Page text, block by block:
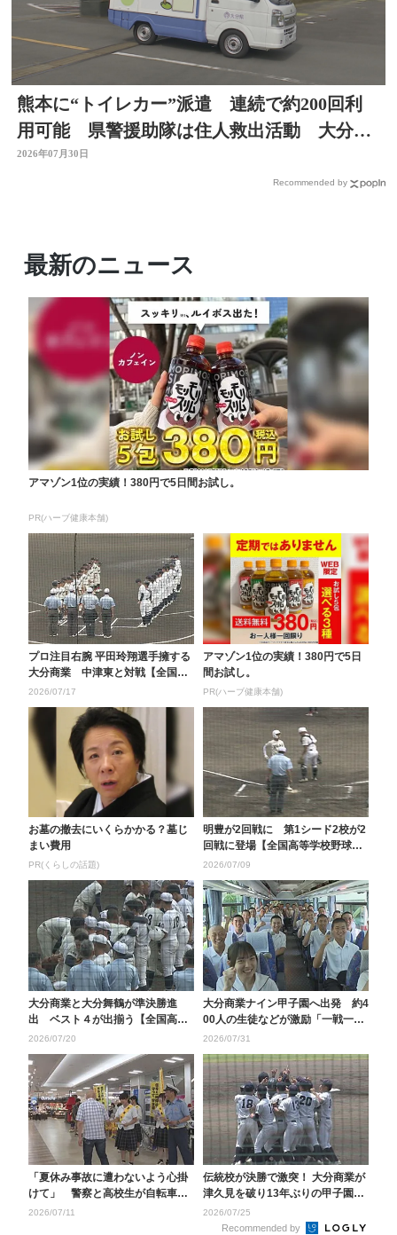
熊本に“トイレカー”派遣 連続で約200回利
用可能 県警援助隊は住人救出活動 大分か
ら支援の輪広がる
2026年07月30日
Recommended by
最新のニュース
アマゾン1位の実績！380円で5日間お試し。
PR(ハーブ健康本舗)
プロ注目右腕 平田玲翔選手擁する
大分商業 中津東と対戦【全国高
校野球選手権大分大...
2026/07/17
アマゾン1位の実績！380円で5日
間お試し。
PR(ハーブ健康本舗)
お墓の撤去にいくらかかる？墓じ
まい費用
PR(くらしの話題)
明豊が2回戦に 第1シード2校が2
回戦に登場【全国高等学校野球選
手権大分大会】
2026/07/09
大分商業と大分舞鶴が準決勝進
出 ベスト４が出揃う【全国高校
野球選手権大分大会】
2026/07/20
大分商業ナイン甲子園へ出発 約4
00人の生徒などが激励「一戦一戦
を大事に優勝をつ...
2026/07/31
「夏休み事故に遭わないよう心掛
けて」 警察と高校生が自転車の
安全運転呼びかけ 大...
2026/07/11
伝統校が決勝で激突！ 大分商業が
津久見を破り13年ぶりの甲子園出
場決める【全国高...
2026/07/25
Recommended by